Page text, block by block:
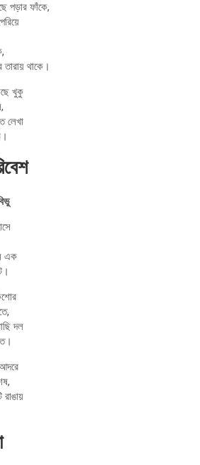
পড়ার ফাঁকে,
থাকে।
খুকু
লেখা
এক
দল